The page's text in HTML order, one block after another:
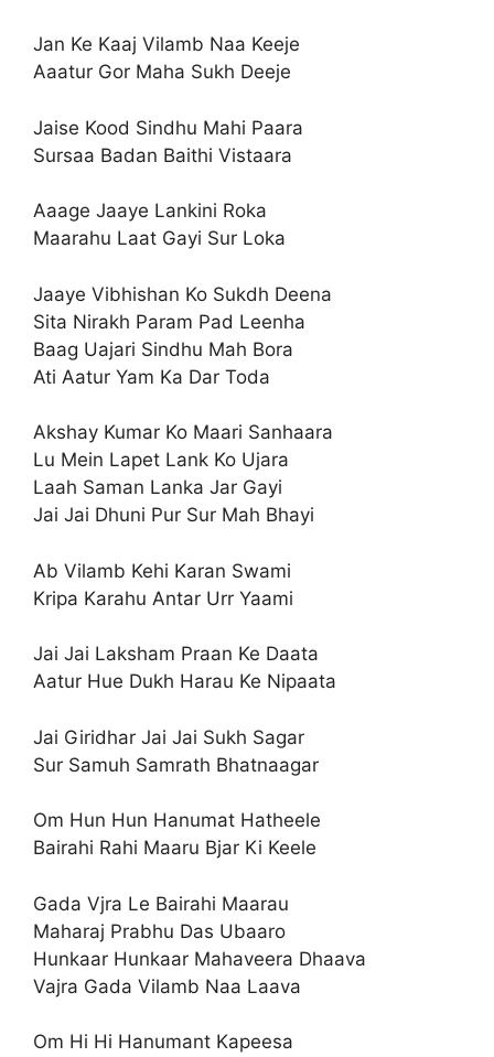
Jan Ke Kaaj Vilamb Naa Keeje
Aaatur Gor Maha Sukh Deeje
Jaise Kood Sindhu Mahi Paara
Sursaa Badan Baithi Vistaara
Aaage Jaaye Lankini Roka
Maarahu Laat Gayi Sur Loka
Jaaye Vibhishan Ko Sukdh Deena
Sita Nirakh Param Pad Leenha
Baag Uajari Sindhu Mah Bora
Ati Aatur Yam Ka Dar Toda
Akshay Kumar Ko Maari Sanhaara
Lu Mein Lapet Lank Ko Ujara
Laah Saman Lanka Jar Gayi
Jai Jai Dhuni Pur Sur Mah Bhayi
Ab Vilamb Kehi Karan Swami
Kripa Karahu Antar Urr Yaami
Jai Jai Laksham Praan Ke Daata
Aatur Hue Dukh Harau Ke Nipaata
Jai Giridhar Jai Jai Sukh Sagar
Sur Samuh Samrath Bhatnaagar
Om Hun Hun Hanumat Hatheele
Bairahi Rahi Maaru Bjar Ki Keele
Gada Vjra Le Bairahi Maarau
Maharaj Prabhu Das Ubaaro
Hunkaar Hunkaar Mahaveera Dhaava
Vajra Gada Vilamb Naa Laava
Om Hi Hi Hanumant Kapeesa